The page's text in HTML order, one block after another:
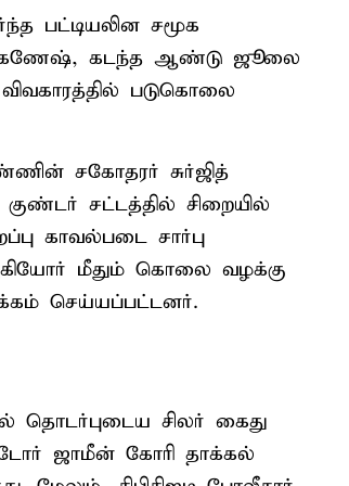
பட்டியலின சமூக
கடந்த ஆண்டு ஜூலை
விவகாரத்தில் படுகொலை
சகோதரர் சுர்ஜித்
சட்டத்தில் சிறையில்
காவல்படை சார்பு
மீதும் கொலை வழக்கு
செய்யப்பட்டனர்.
சிலர் கைது
ஜாமீன் கோரி தாக்கல்